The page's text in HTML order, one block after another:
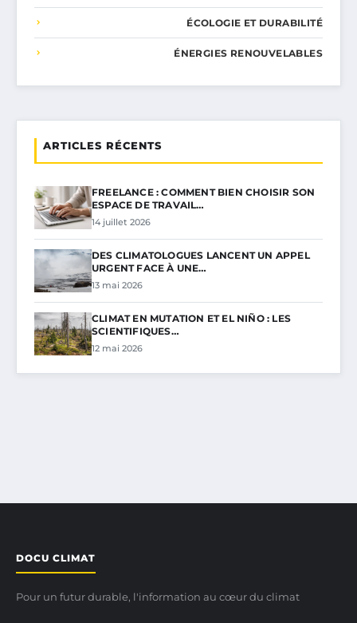
ÉCOLOGIE ET DURABILITÉ
ÉNERGIES RENOUVELABLES
ARTICLES RÉCENTS
FREELANCE : COMMENT BIEN CHOISIR SON
ESPACE DE TRAVAIL…
14 juillet 2026
DES CLIMATOLOGUES LANCENT UN APPEL
URGENT FACE À UNE…
13 mai 2026
CLIMAT EN MUTATION ET EL NIÑO : LES
SCIENTIFIQUES…
12 mai 2026
DOCU CLIMAT
Pour un futur durable, l'information au cœur du climat